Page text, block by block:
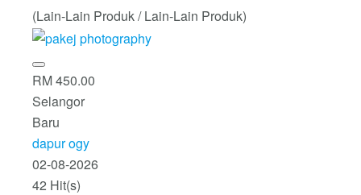
(Lain-Lain Produk / Lain-Lain Produk)
RM 450.00
Selangor
Baru
dapur ogy
02-08-2026
42 Hit(s)